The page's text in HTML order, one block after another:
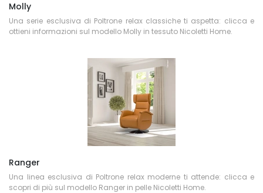
Molly
Una serie esclusiva di Poltrone relax classiche ti aspetta: clicca e
ottieni informazioni sul modello Molly in tessuto Nicoletti Home.
Ranger
Una linea esclusiva di Poltrone relax moderne ti attende: clicca e
scopri di più sul modello Ranger in pelle Nicoletti Home.